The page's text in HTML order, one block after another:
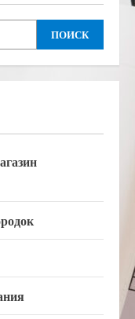
ПОИСК